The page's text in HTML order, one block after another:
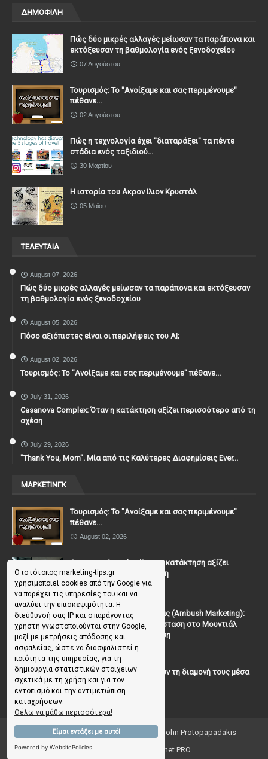
Ο ιστότοπος marketing-tips.gr
χρησιμοποιεί cookies από την Google για
να παρέχει τις υπηρεσίες του και να
αναλύει την επισκεψιμότητα. Η
διεύθυνσή σας IP και ο παράγοντας
χρήστη γνωστοποιούνται στην Google,
μαζί με μετρήσεις απόδοσης και
ασφαλείας, ώστε να διασφαλιστεί η
ποιότητα της υπηρεσίας, για τη
δημιουργία στατιστικών στοιχείων
σχετικά με τη χρήση και για τον
εντοπισμό και την αντιμετώπιση
καταχρήσεων.
Θέλω να μάθω περισσότερα!
Είμαι εντάξει με αυτό!
Powered by WebsitePolicies
ΔΗΜΟΦΙΛΗ
Πώς δύο μικρές αλλαγές μείωσαν τα παράπονα και
εκτόξευσαν τη βαθμολογία ενός ξενοδοχείου
07 Αυγούστου
Τουρισμός: Το "Ανοίξαμε και σας περιμένουμε"
πέθανε...
02 Αυγούστου
Πώς η τεχνολογία έχει ''διαταράξει'' τα πέντε
στάδια ενός ταξιδιού...
30 Μαρτίου
Η ιστορία του Ακρον Ιλιον Κρυστάλ
05 Μαΐου
ΤΕΛΕΥΤΑΙΑ
August 07, 2026
Πώς δύο μικρές αλλαγές μείωσαν τα παράπονα και εκτόξευσαν
τη βαθμολογία ενός ξενοδοχείου
August 05, 2026
Πόσο αξιόπιστες είναι οι περιλήψεις του ΑΙ;
August 02, 2026
Τουρισμός: Το "Ανοίξαμε και σας περιμένουμε" πέθανε...
July 31, 2026
Casanova Complex: Όταν η κατάκτηση αξίζει περισσότερο από τη
σχέση
July 29, 2026
"Thank You, Mοm". Μία από τις Καλύτερες Διαφημίσεις Ever...
ΜΑΡΚΕΤΙΝΓΚ
Τουρισμός: Το "Ανοίξαμε και σας περιμένουμε"
πέθανε...
August 02, 2026
Casanova Complex: Όταν η κατάκτηση αξίζει
περισσότερο από τη σχέση
July 31, 2026
To Μάρκετινγκ της Ενέδρας (Ambush Marketing):
Πώς να κλέψεις την παράσταση στο Μουντιάλ
χωρίς (επίσημη) πρόσκληση
July 19, 2026
Γιατί οι επισκέπτες ξεχνούν τη διαμονή τους μέσα
σε 48 ώρες;
July 10, 2026
Copyright ©2026 Marketing Tips | by John Protopapadakis
Creative Ideas 💡 by Facenet PRO